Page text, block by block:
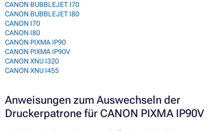
CANON BUBBLEJET I70
CANON BUBBLEJET I80
CANON I70
CANON I80
CANON PIXMA IP90
CANON PIXMA IP90V
CANON XNU I320
CANON XNU I455
Anweisungen zum Auswechseln der
Druckerpatrone für CANON PIXMA IP90V